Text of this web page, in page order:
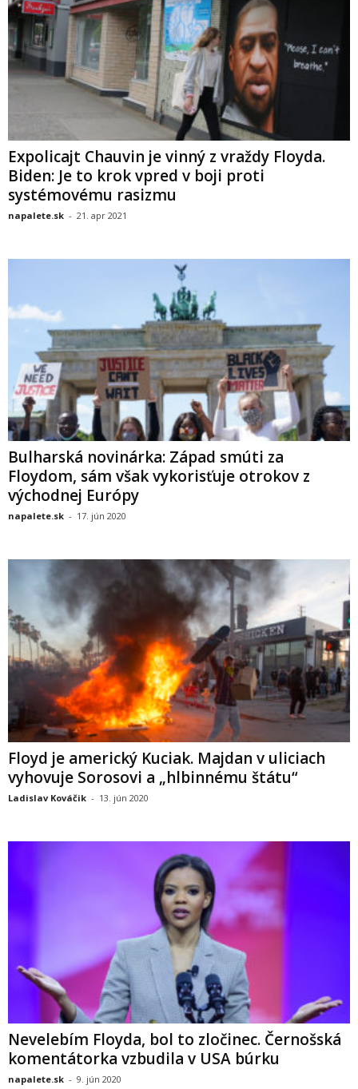
Expolicajt Chauvin je vinný z vraždy Floyda.
Biden: Je to krok vpred v boji proti
systémovému rasizmu
napalete.sk - 21. apr 2021
Bulharská novinárka: Západ smúti za
Floydom, sám však vykorisťuje otrokov z
východnej Európy
napalete.sk - 17. jún 2020
Floyd je americký Kuciak. Majdan v uliciach
vyhovuje Sorosovi a „hlbinnému štátu“
Ladislav Kováčik - 13. jún 2020
Nevelebím Floyda, bol to zločinec. Černošská
komentátorka vzbudila v USA búrku
napalete.sk - 9. jún 2020